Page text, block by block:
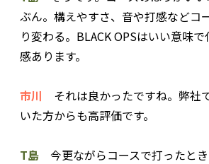
ぶん。構えやすさ、音や打感などコ
り変わる。BLACK OPSはいい意味
感あります。
市川 それは良かったですね。弊社
いた方からも高評価です。
T島 今更ながらコースで打ったと